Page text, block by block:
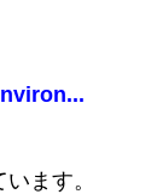
ます。